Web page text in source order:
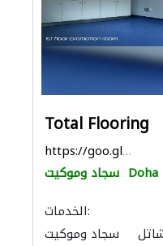
Total Flooring
https://goo.gl/maps/tsLrzDszLsg5tnn17
سجاد وموكيت Doha
الخدمات:
سجاد وموكيت